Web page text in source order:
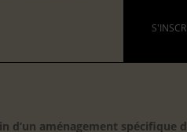
d’un aménagement spécifique